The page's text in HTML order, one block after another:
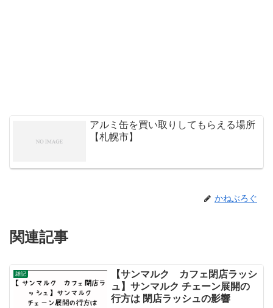
アルミ缶を買い取りしてもらえる場所
【札幌市】
かねぶろぐ
関連記事
雑記
【サンマルク カフェ閉店ラッシ
ュ】サンマルク チェーン展開の
行方は 閉店ラッシュの影響